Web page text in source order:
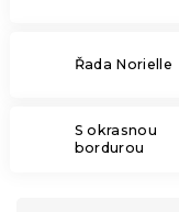
Řada Norielle
S okrasnou
bordurou